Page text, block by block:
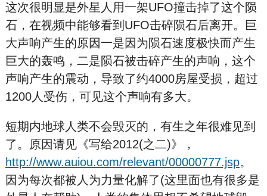
这次很明显是外星人用一架UFO撞击掉了这个陨
石，在视频中能够看到UFO击碎陨石后离开。巨
大声响产生的原因一是因为陨石速度极快而产生
巨大的轰鸣，二是陨石被击碎产生的声响，这个
声响产生的震动，导致了约4000房屋受损，超过
1200人受伤，可见这个声响有多大。
短期内地球人类不会毁灭的，有生之年很难见到
了。原因请见《写给2012(之二)》，
http://www.auiou.com/relevant/00000777.jsp。
因为每次都被人为力量化解了(这里面也有很多是